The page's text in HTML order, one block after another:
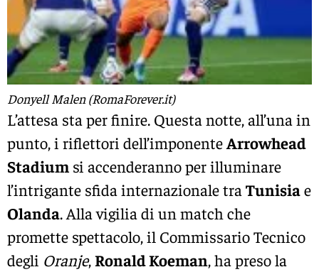
Donyell Malen (RomaForever.it)
L’attesa sta per finire. Questa notte, all’una in
punto, i riflettori dell’imponenteArrowhead
Stadium si accenderanno per illuminare
l’intrigante sfida internazionale tra Tunisiae
Olanda. Alla vigilia di un match che
promette spettacolo, il Commissario Tecnico
degli Oranje,Ronald Koeman, ha preso la